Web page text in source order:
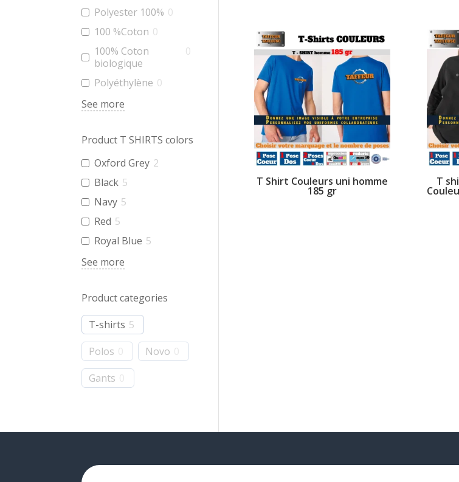
T Shirt Couleurs uni homme
185 gr
T
Polyester 100% 0
100 %Coton 0
100% Coton
biologique
0
Polyéthylène 0
See more
Product T SHIRTS colors
Oxford Grey 2
Black 5
Navy 5
Red 5
Royal Blue 5
See more
Product categories
T-shirts 5
Polos
Novo
Gants